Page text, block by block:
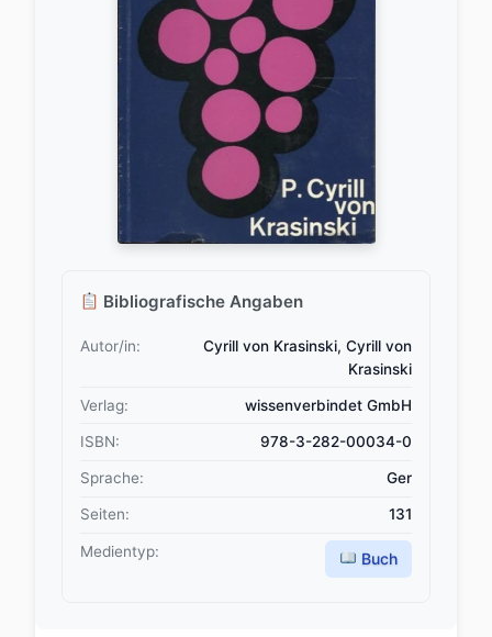
Bibliografische Angaben
Autor/in:
Cyrill von Krasinski, Cyrill von
Krasinski
Verlag: wissenverbindet GmbH
ISBN: 978-3-282-00034-0
Sprache: Ger
Seiten: 131
Medientyp: Buch